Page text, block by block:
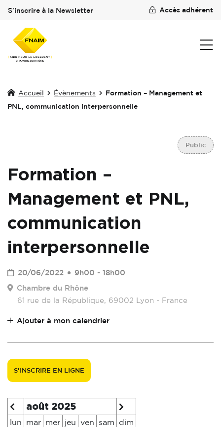
S'inscrire à la Newsletter Accès adhérent
Accueil Évènements
Formation – Management et
PNL, communication interpersonnelle
Public
Formation –
Management et PNL,
communication
interpersonnelle
20/06/2022
9h00 - 18h00
Chambre du Rhône
61 rue de la République, 69002 Lyon - France
Ajouter à mon calendrier
S'INSCRIRE EN LIGNE
août 2025
lun mar mer jeu ven sam
dim